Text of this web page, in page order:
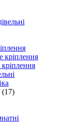
кріплення
(17)